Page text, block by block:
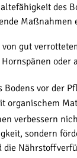
des
Maßnahmen
gut
Hornspänen oder
Bodens vor der
organischem
verbessern
sondern
die